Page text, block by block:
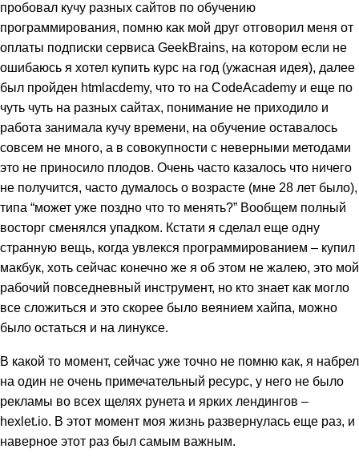
пробовал кучу разных сайтов по обучению
программирования, помню как мой друг отговорил меня от
оплаты подписки сервиса GeekBrains, на котором если не
ошибаюсь я хотел купить курс на год (ужасная идея), далее
был пройден htmlacdemy, что то на CodeAcademy и еще по
чуть чуть на разных сайтах, понимание не приходило и
работа занимала кучу времени, на обучение оставалось
совсем не много, а в совокупности с неверными методами
это не приносило плодов. Очень часто казалось что ничего
не получится, часто думалось о возрасте (мне 28 лет было),
типа “может уже поздно что то менять?” Вообщем полный
восторг сменялся упадком. Кстати я сделал еще одну
странную вещь, когда увлекся программированием – купил
макбук, хоть сейчас конечно же я об этом не жалею, это мой
рабочий повседневный инструмент, но кто знает как могло
все сложиться и это скорее было веянием хайпа, можно
было остаться и на линуксе.
В какой то момент, сейчас уже точно не помню как, я набрел
на один не очень примечательный ресурс, у него не было
рекламы во всех щелях рунета и ярких лендингов –
hexlet.io. В этот момент моя жизнь развернулась еще раз, и
наверное этот раз был самым важным.